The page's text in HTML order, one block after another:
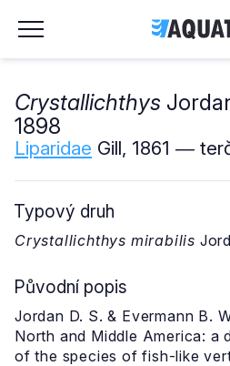
Crystallichthys
1898
Liparidae Gill, 1861 ―
Typový druh
Crystallichthys mirabilis
Původní popis
Jordan D. S. & Evermann B.
North and Middle America: a
of the species of fish-like